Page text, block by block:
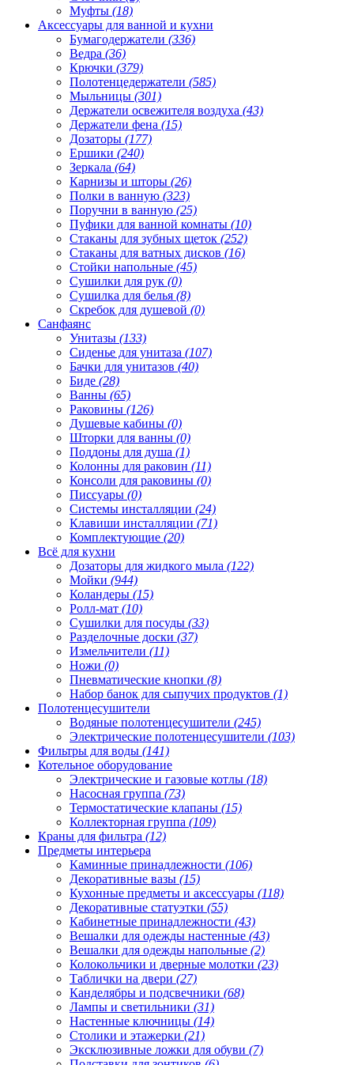
Муфты (18)
Аксессуары для ванной и кухни
Бумагодержатели (336)
Ведра (36)
Крючки (379)
Полотенцедержатели (585)
Мыльницы (301)
Держатели освежителя воздуха (43)
Держатели фена (15)
Дозаторы (177)
Ершики (240)
Зеркала (64)
Карнизы и шторы (26)
Полки в ванную (323)
Поручни в ванную (25)
Пуфики для ванной комнаты (10)
Стаканы для зубных щеток (252)
Стаканы для ватных дисков (16)
Стойки напольные (45)
Сушилки для рук (0)
Сушилка для белья (8)
Скребок для душевой (0)
Санфаянс
Унитазы (133)
Сиденье для унитаза (107)
Бачки для унитазов (40)
Биде (28)
Ванны (65)
Раковины (126)
Душевые кабины (0)
Шторки для ванны (0)
Поддоны для душа (1)
Колонны для раковин (11)
Консоли для раковины (0)
Писсуары (0)
Системы инсталляции (24)
Клавиши инсталляции (71)
Комплектующие (20)
Всё для кухни
Дозаторы для жидкого мыла (122)
Мойки (944)
Коландеры (15)
Ролл-мат (10)
Сушилки для посуды (33)
Разделочные доски (37)
Измельчители (11)
Ножи (0)
Пневматические кнопки (8)
Набор банок для сыпучих продуктов (1)
Полотенцесушители
Водяные полотенцесушители (245)
Электрические полотенцесушители (103)
Фильтры для воды (141)
Котельное оборудование
Электрические и газовые котлы (18)
Насосная группа (73)
Термостатические клапаны (15)
Коллекторная группа (109)
Краны для фильтра (12)
Предметы интерьера
Каминные принадлежности (106)
Декоративные вазы (15)
Кухонные предметы и аксессуары (118)
Декоративные статуэтки (55)
Кабинетные принадлежности (43)
Вешалки для одежды настенные (43)
Вешалки для одежды напольные (2)
Колокольчики и дверные молотки (23)
Таблички на двери (27)
Канделябры и подсвечники (68)
Лампы и светильники (31)
Настенные ключницы (14)
Столики и этажерки (21)
Эксклюзивные ложки для обуви (7)